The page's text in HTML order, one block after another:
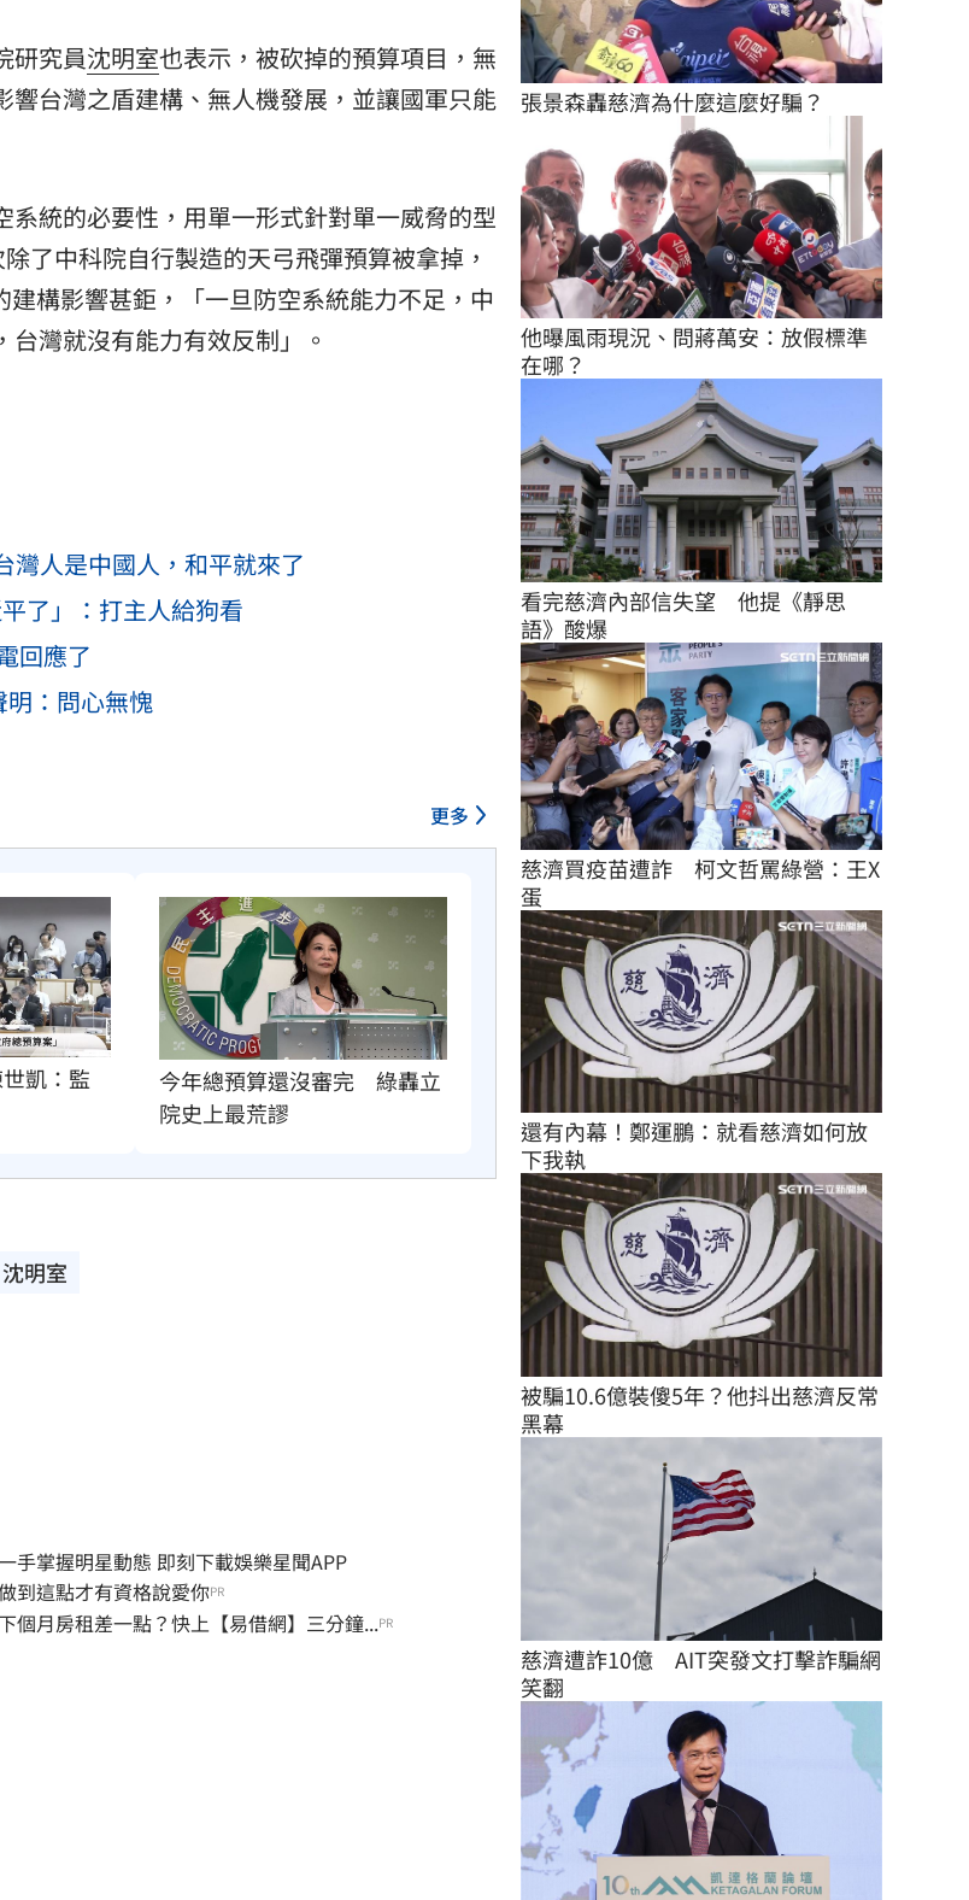
研究員沈明室也表示，被砍掉的預算項目，無
台灣之盾建構、無人機發展，並讓國軍只能
統的必要性，用單一形式針對單一威脅的型
了中科院自行製造的天弓飛彈預算被拿掉，
構影響甚鉅，「一旦防空系統能力不足，中
灣就沒有能力有效反制」。
灣人是中國人，和平就來了
了」：打主人給狗看
回應了
明：問心無愧
更多
凱：監
今年總預算還沒審完　綠轟立
院史上最荒謬
沈明室
一手掌握明星動態 即刻下載娛樂星聞APP
到這點才有資格說愛你PR
下個月房租差一點？快上【易借網】三分鐘...PR
張景森轟慈濟為什麼這麼好騙？
他曝風雨現況、問蔣萬安：放假標準
在哪？
看完慈濟內部信失望　他提《靜思
語》酸爆
慈濟買疫苗遭詐　柯文哲罵綠營：王X
蛋
還有內幕！鄭運鵬：就看慈濟如何放
下我執
被騙10.6億裝傻5年？他抖出慈濟反常
黑幕
慈濟遭詐10億　AIT突發文打擊詐騙網
笑翻